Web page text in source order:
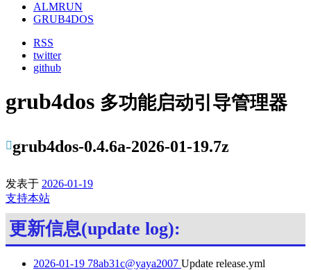
ALMRUN
GRUB4DOS
RSS
twitter
github
grub4dos 多功能启动引导管理器
grub4dos-0.4.6a-2026-01-19.7z
发表于 2026-01-19
支持本站
更新信息(update log):
2026-01-19 78ab31c@yaya2007 Update release.yml